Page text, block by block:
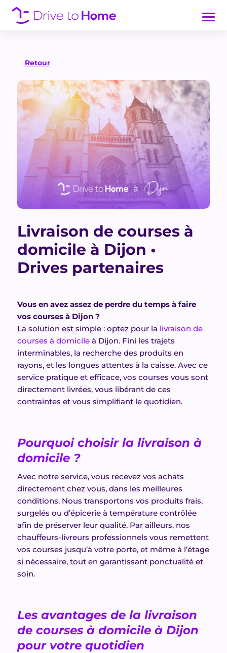
Retour
Livraison de courses à
domicile à Dijon •
Drives partenaires
Vous en avez assez de perdre du temps à faire
vos courses à Dijon ?
La solution est simple : optez pour la livraison de
courses à domicileà Dijon. Fini les trajets
interminables, la recherche des produits en
rayons, et les longues attentes à la caisse. Avec ce
service pratique et efficace, vos courses vous sont
directement livrées, vous libérant de ces
contraintes et vous simplifiant le quotidien.
Pourquoi choisir la livraison à
domicile ?
Avec notre service, vous recevez vos achats
directement chez vous, dans les meilleures
conditions. Nous transportons vos produits frais,
surgelés ou d’épicerie à température contrôlée
afin de préserver leur qualité. Par ailleurs, nos
chauffeurs-livreurs professionnels vous remettent
vos courses jusqu’à votre porte, et même à l’étage
si nécessaire, tout en garantissant ponctualité et
soin.
Les avantages de la livraison
de courses à domicile à Dijon
pour votre quotidien